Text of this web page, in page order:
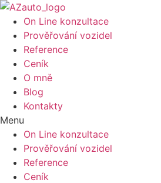
On Line konzultace
Prověřování vozidel
Reference
Ceník
O mně
Blog
Kontakty
Menu
On Line konzultace
Prověřování vozidel
Reference
Ceník